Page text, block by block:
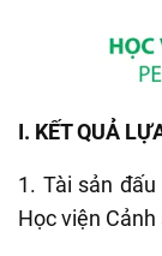
I. KẾT QUẢ
1. Tài sản
Học viện